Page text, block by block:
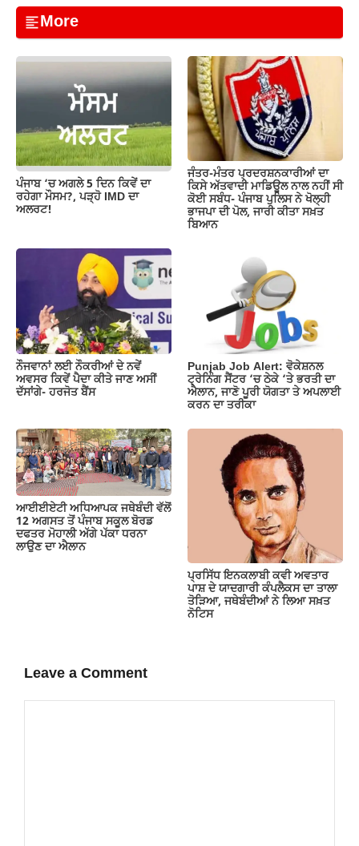
c
e
b
o
o
k
at
s
A
p
p
aile
gr
a
m
p
y
Li
n
k
ar
e
More
ਪੰਜਾਬ ‘ਚ ਅਗਲੇ 5 ਦਿਨ ਕਿਵੇਂ ਦਾ
ਰਹੇਗਾ ਮੌਸਮ?, ਪੜ੍ਹੋ IMD ਦਾ
ਅਲਰਟ!
ਜੰਤਰ-ਮੰਤਰ ਪ੍ਰਦਰਸ਼ਨਕਾਰੀਆਂ ਦਾ
ਕਿਸੇ ਅੱਤਵਾਦੀ ਮਾਡਿਊਲ ਨਾਲ ਨਹੀਂ ਸੀ
ਕੋਈ ਸਬੰਧ- ਪੰਜਾਬ ਪੁਲਿਸ ਨੇ ਖੋਲ੍ਹੀ
ਭਾਜਪਾ ਦੀ ਪੋਲ, ਜਾਰੀ ਕੀਤਾ ਸਖ਼ਤ
ਬਿਆਨ
ਨੌਜਵਾਨਾਂ ਲਈ ਨੌਕਰੀਆਂ ਦੇ ਨਵੇਂ
ਅਵਸਰ ਕਿਵੇਂ ਪੈਦਾ ਕੀਤੇ ਜਾਣ ਅਸੀਂ
ਦੱਸਾਂਗੇ- ਹਰਜੋਤ ਬੈਂਸ
Punjab Job Alert: ਵੋਕੇਸ਼ਨਲ
ਟ੍ਰੇਨਿੰਗ ਸੈਂਟਰ ‘ਚ ਠੇਕੇ ‘ਤੇ ਭਰਤੀ ਦਾ
ਐਲਾਨ, ਜਾਣੋ ਪੂਰੀ ਯੋਗਤਾ ਤੇ ਅਪਲਾਈ
ਕਰਨ ਦਾ ਤਰੀਕਾ
ਆਈਈਏਟੀ ਅਧਿਆਪਕ ਜਥੇਬੰਦੀ ਵੱਲੋਂ
12 ਅਗਸਤ ਤੋਂ ਪੰਜਾਬ ਸਕੂਲ ਬੋਰਡ
ਦਫਤਰ ਮੋਹਾਲੀ ਅੱਗੇ ਪੱਕਾ ਧਰਨਾ
ਲਾਉਣ ਦਾ ਐਲਾਨ
ਪ੍ਰਸਿੱਧ ਇਨਕਲਾਬੀ ਕਵੀ ਅਵਤਾਰ
ਪਾਸ਼ ਦੇ ਯਾਦਗਾਰੀ ਕੰਪਲੈਕਸ ਦਾ ਤਾਲਾ
ਤੋੜਿਆ, ਜਥੇਬੰਦੀਆਂ ਨੇ ਲਿਆ ਸਖ਼ਤ
ਨੋਟਿਸ
Leave a Comment